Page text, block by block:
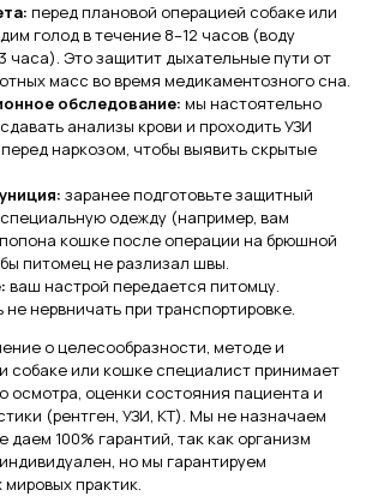
перед плановой операцией собаке или
голод в течение 8–12 часов (воду
часа). Это защитит дыхательные пути от
масс во время медикаментозного сна.
обследование: мы настоятельно
анализы крови и проходить УЗИ
наркозом, чтобы выявить скрытые
заранее подготовьте защитный
одежду (например, вам
кошке после операции на брюшной
питомец не разлизал швы.
ваш настрой передается питомцу.
нервничать при транспортировке.
о целесообразности, методе и
собаке или кошке специалист принимает
осмотра, оценки состояния пациента и
(рентген, УЗИ, КТ). Мы не назначаем
100% гарантий, так как организм
но мы гарантируем
практик.